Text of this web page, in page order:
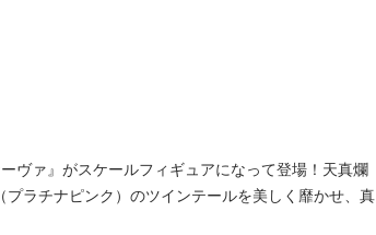
ヴァ』がスケールフィギュアになって登場！天真爛
ラチナピンク）のツインテールを美しく靡かせ、真